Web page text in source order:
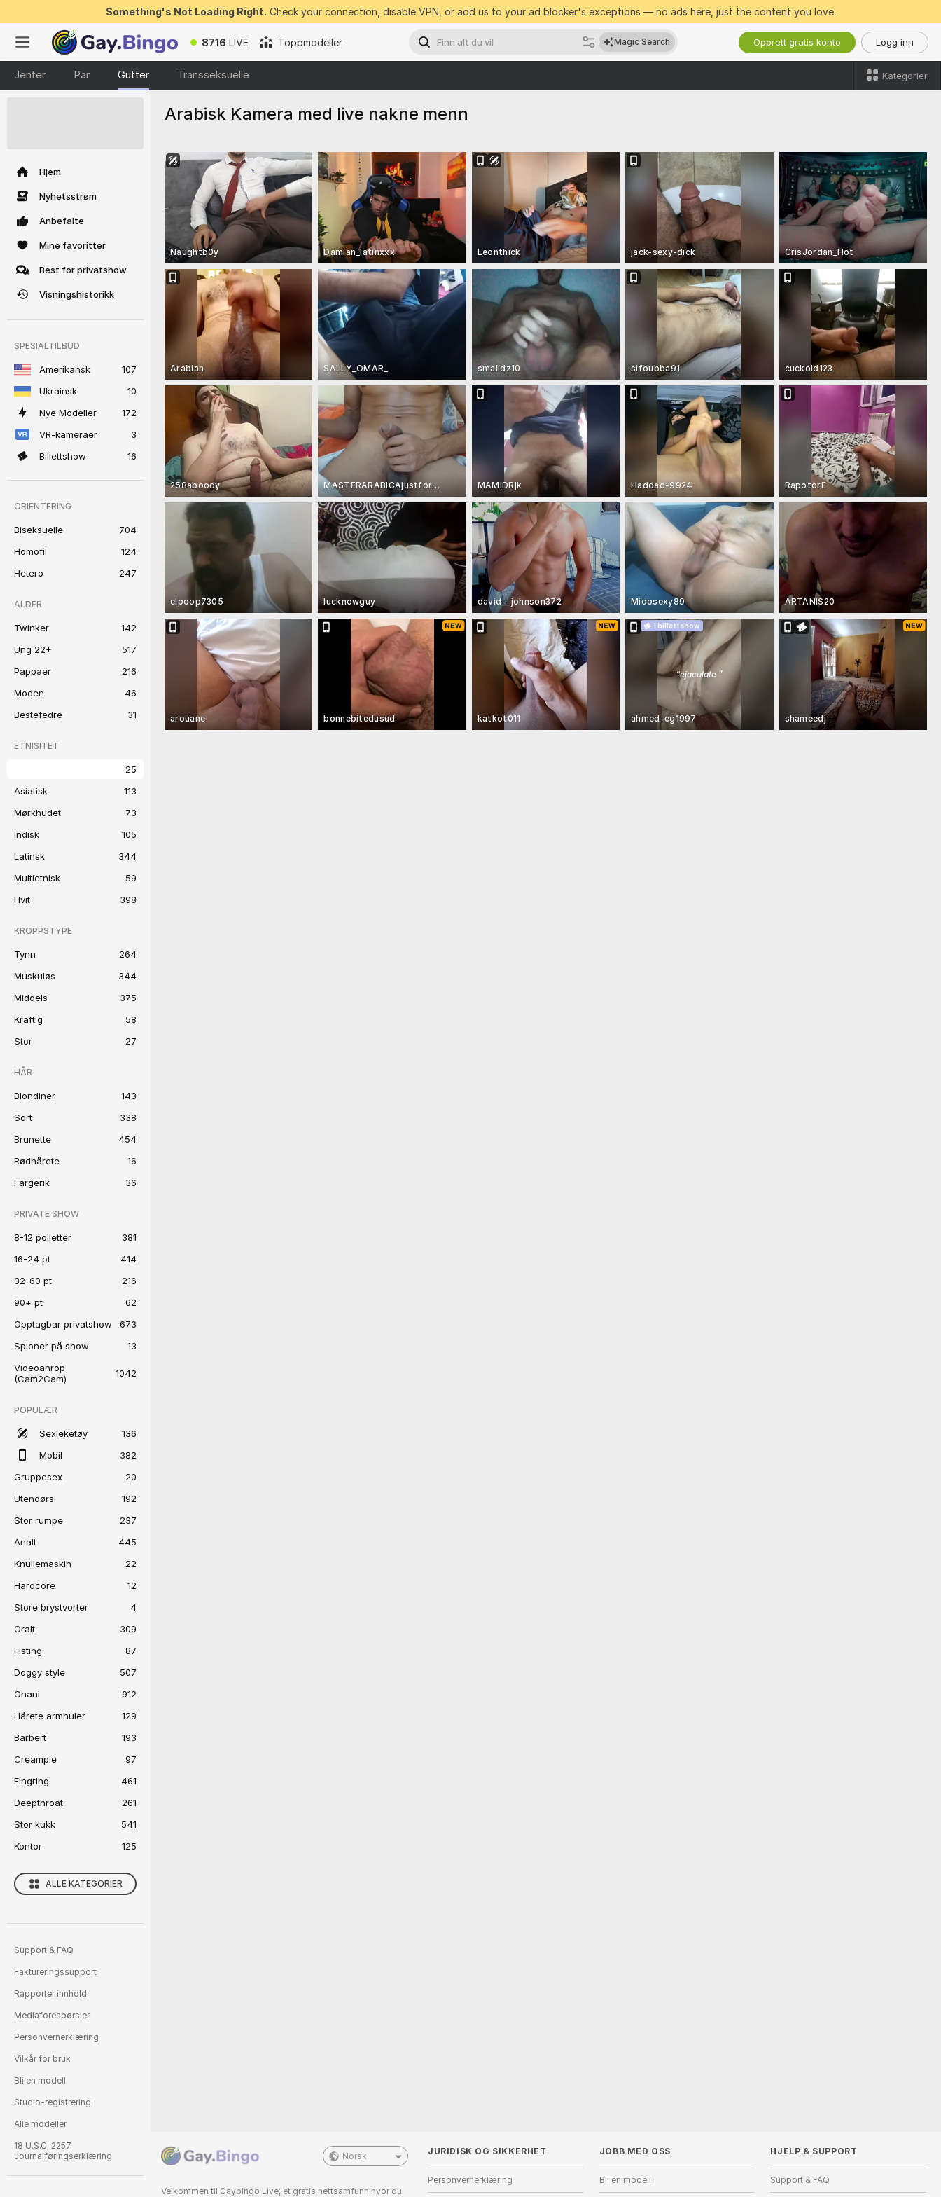
Something's Not Loading Right. Check your connection, disable VPN, or add us to your ad blocker's exceptions — no ads here, just the content you love.
8716 LIVE Toppmodeller Magic Search Opprett gratis konto Logg inn
Jenter Par Gutter Transseksuelle Kategorier
Hjem
Nyhetsstrøm
Anbefalte
Mine favoritter
Best for privatshow
Visningshistorikk
SPESIALTILBUD
Amerikansk
107
Ukrainsk
10
Nye Modeller
172
VR-kameraer
3
Billettshow
16
ORIENTERING
Biseksuelle
704
Homofil
124
Hetero
247
ALDER
Twinker
142
Ung 22+
517
Pappaer
216
Moden
46
Bestefedre
31
ETNISITET
25
Asiatisk
113
Mørkhudet
73
Indisk
105
Latinsk
344
Multietnisk
59
Hvit
398
KROPPSTYPE
Tynn
264
Muskuløs
344
Middels
375
Kraftig
58
Stor
27
HÅR
Blondiner
143
Sort
338
Brunette
454
Rødhårete
16
Fargerik
36
PRIVATE SHOW
8-12 polletter
381
16-24 pt
414
32-60 pt
216
90+ pt
62
Opptagbar privatshow
673
Spioner på show
13
Videoanrop
(Cam2Cam)
1042
POPULÆR
Sexleketøy
136
Mobil
382
Gruppesex
20
Utendørs
192
Stor rumpe
237
Analt
445
Knullemaskin
22
Hardcore
12
Store brystvorter
4
Oralt
309
Fisting
87
Doggy style
507
Onani
912
Hårete armhuler
129
Barbert
193
Creampie
97
Fingring
461
Deepthroat
261
Stor kukk
541
Kontor
125
ALLE KATEGORIER
Support & FAQ
Faktureringssupport
Rapporter innhold
Mediaforespørsler
Personvernerklæring
Vilkår for bruk
Bli en modell
Studio-registrering
Alle modeller
18 U.S.C. 2257
Journalføringserklæring
Arabisk Kamera med live nakne menn
Naughtb0y Damian_latinxxx Leonthick jack-sexy-dick CrisJordan_Hot
Arabian SALLY_OMAR_ smalldz10 sifoubba91 cuckold123
258aboody MASTERARABICAjustforSLAVE MAMIDRjk Haddad-9924 RapotorE
elpoop7305 lucknowguy david__johnson372 Midosexy89 ARTANIS20
arouane bonnebitedusud katkot011
“ejaculate ”
I billettshow
ahmed-eg1997 shameedj
Norsk
Velkommen til Gaybingo Live, et gratis nettsamfunn hvor du
JURIDISK OG SIKKERHET
Personvernerklæring
JOBB MED OSS
Bli en modell
HJELP & SUPPORT
Support & FAQ